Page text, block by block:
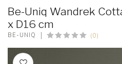
Be-Uniq Wandrek
x D16 cm
BE-UNIQ (0)